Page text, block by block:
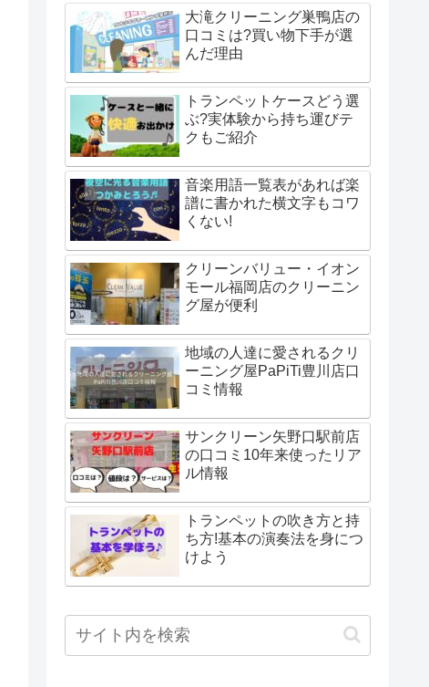
大滝クリーニング巣鴨店の
口コミは?買い物下手が選
んだ理由
トランペットケースどう選
ぶ?実体験から持ち運びテ
クもご紹介
音楽用語一覧表があれば楽
譜に書かれた横文字もコワ
くない!
クリーンバリュー・イオン
モール福岡店のクリーニン
グ屋が便利
地域の人達に愛されるクリ
ーニング屋PaPiTi豊川店口
コミ情報
サンクリーン矢野口駅前店
の口コミ10年来使ったリア
ル情報
トランペットの吹き方と持
ち方!基本の演奏法を身につ
けよう